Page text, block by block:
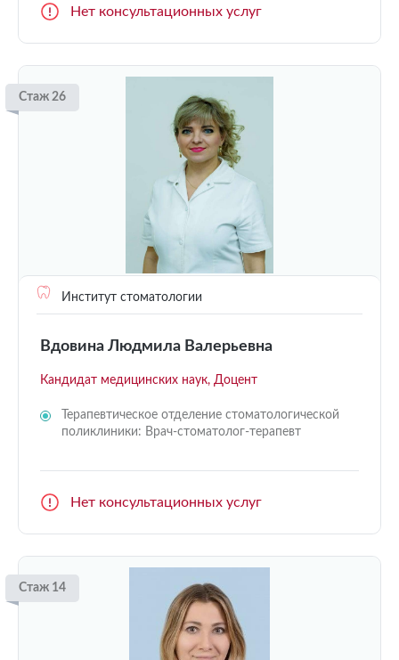
Нет консультационных услуг
Стаж 26
Институт стоматологии
Вдовина Людмила Валерьевна
Кандидат медицинских наук, Доцент
Терапевтическое отделение стоматологической
поликлиники: Врач-стоматолог-терапевт
Нет консультационных услуг
Стаж 14